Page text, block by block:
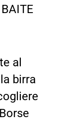
al
birra